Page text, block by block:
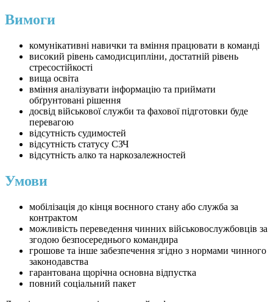
Вимоги
комунікативні навички та вміння працювати в команді
високий рівень самодисципліни, достатній рівень
стресостійкості
вища освіта
вміння аналізувати інформацію та приймати
обґрунтовані рішення
досвід військової служби та фахової підготовки буде
перевагою
відсутність судимостей
відсутність статусу СЗЧ
відсутність алко та наркозалежностей
Умови
мобілізація до кінця воєнного стану або служба за
контрактом
можливість переведення чинних військовослужбовців за
згодою безпосереднього командира
грошове та інше забезпечення згідно з нормами чинного
законодавства
гарантована щорічна основна відпустка
повний соціальний пакет